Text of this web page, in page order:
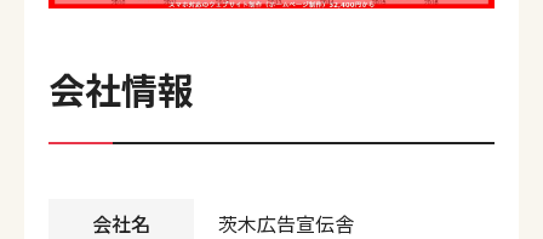
会社情報
会社名 茨木広告宣伝舎